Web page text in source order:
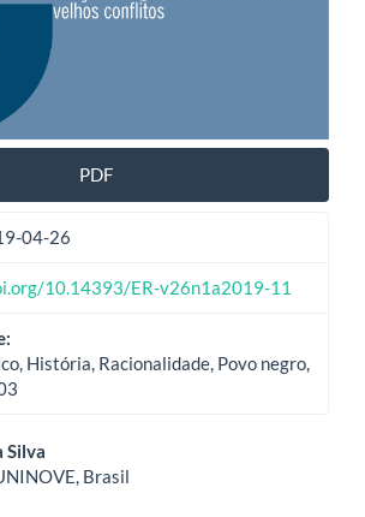
PDF
04-26
10.14393/ER-v26n1a2019-11
História, Racionalidade, Povo negro,
Silva
Brasil